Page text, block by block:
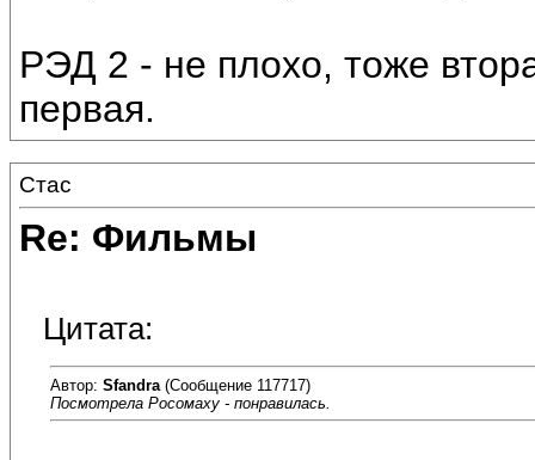
РЭД 2 - не плохо, тоже
первая.
Стас
Re: Фильмы
Цитата:
Автор: Sfandra (Сообщение 117717)
Посмотрела Росомаху - понравилась.